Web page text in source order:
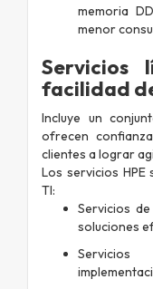
memoria
menor
Servicios
facilidad
Incluye un
ofrecen
clientes a lograr
Los servicios HPE
TI:
Servicios
soluciones
Servicios